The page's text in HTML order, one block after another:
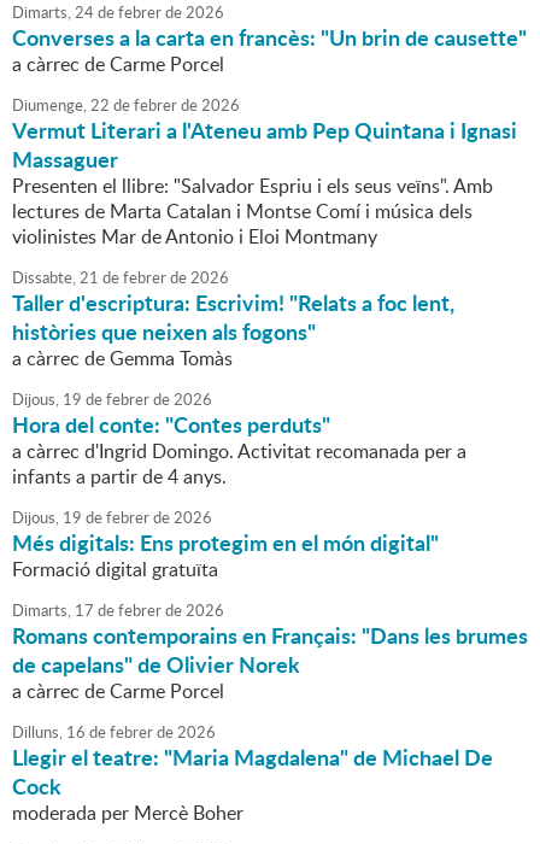
Dimarts,24defebrerde2026
Converses a la carta en francès: "Un brin de causette"
a càrrec de Carme Porcel
Diumenge,22 defebrerde2026
Vermut Literari a l'Ateneu amb Pep Quintana i Ignasi
Massaguer
Presenten el llibre: "Salvador Espriu i els seus veïns". Amb
lectures de Marta Catalan i Montse Comí i música dels
violinistes Mar de Antonio i Eloi Montmany
Dissabte,21 defebrerde2026
Taller d'escriptura: Escrivim! "Relats a foc lent,
històries que neixen als fogons"
a càrrec de Gemma Tomàs
Dijous, 19 defebrerde2026
Hora del conte: "Contes perduts"
a càrrec d'Ingrid Domingo. Activitat recomanada per a
infants a partir de 4 anys.
Dijous, 19 defebrerde2026
Més digitals: Ens protegim en el món digital"
Formació digital gratuïta
Dimarts, 17 defebrerde2026
Romans contemporains en Français: "Dans les brumes
de capelans" de Olivier Norek
a càrrec de Carme Porcel
Dilluns, 16 defebrerde2026
Llegir el teatre: "Maria Magdalena" de Michael De
Cock
moderada per Mercè Boher